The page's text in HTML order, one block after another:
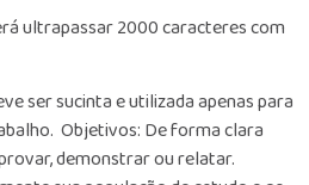
ultrapassar 2000 caracteres com
ser sucinta e utilizada apenas para
Objetivos: De forma clara
demonstrar ou relatar.